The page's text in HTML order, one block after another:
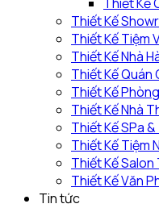
Thiết Kế
Thiết Kế Tiệm
Thiết Kế Nhà
Thiết Kế Quán
Thiết Kế
Thiết Kế Nhà
Thiết Kế SPa
Thiết Kế Tiệm
Thiết Kế Salon
Thiết Kế Văn
Tin tức